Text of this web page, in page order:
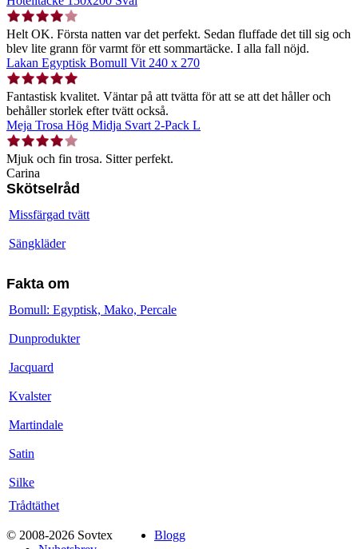
Helt OK. Första natten var det perfekt. Sedan fluffade det till sig och
blev lite grann för varmt för ett sommartäcke. I alla fall nöjd.
Lakan Egyptisk Bomull Vit 240 x 270
Fantastisk kvalitet. Väntar på att tvätta för att se att det håller och
behåller storlek efter tvätt också.
Meja Trosa Hög Midja Svart 2-Pack L
Mjuk och fin trosa. Sitter perfekt.
Carina
Skötselråd
Missfärgad tvätt
Sängkläder
Fakta om
Bomull: Egyptisk, Mako, Percale
Dunprodukter
Jacquard
Kvalster
Martindale
Satin
Silke
Trådtäthet
© 2008-2026 Sovtex
Blogg